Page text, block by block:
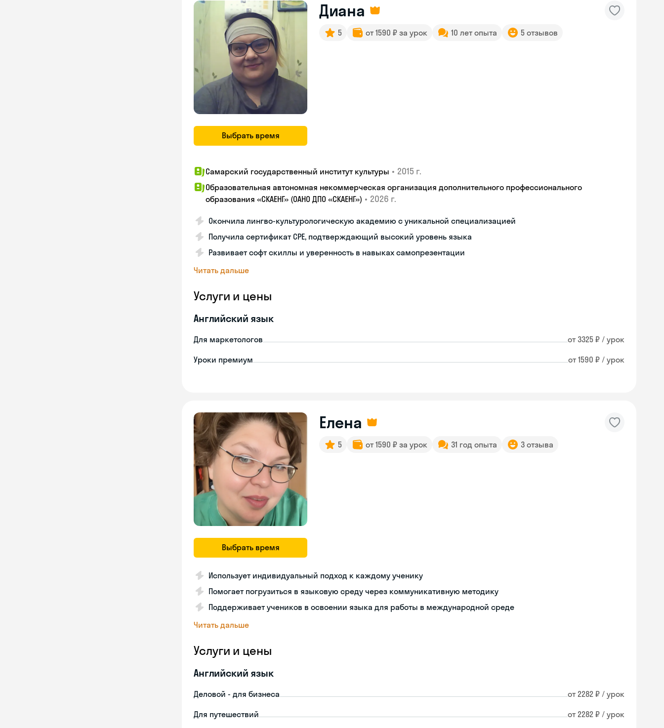
Выбрать время
Диана
5 от 1590 ₽ за урок 10 лет опыта 5 отзывов
Самарский государственный институт культуры • 2015 г.
Образовательная автономная некоммерческая организация дополнительного профессионального
образования «СКАЕНГ» (ОАНО ДПО «СКАЕНГ») • 2026 г.
Окончила лингво-культурологическую академию с уникальной специализацией
Получила сертификат CPE, подтверждающий высокий уровень языка
Развивает софт скиллы и уверенность в навыках самопрезентации
Читать дальше
Услуги и цены
Английский язык
Для маркетологов от 3325 ₽ / урок
Уроки премиум от 1590 ₽ / урок
Выбрать время
Елена
5 от 1590 ₽ за урок 31 год опыта 3 отзыва
Использует индивидуальный подход к каждому ученику
Помогает погрузиться в языковую среду через коммуникативную методику
Поддерживает учеников в освоении языка для работы в международной среде
Читать дальше
Услуги и цены
Английский язык
Деловой - для бизнеса от 2282 ₽ / урок
Для путешествий от 2282 ₽ / урок